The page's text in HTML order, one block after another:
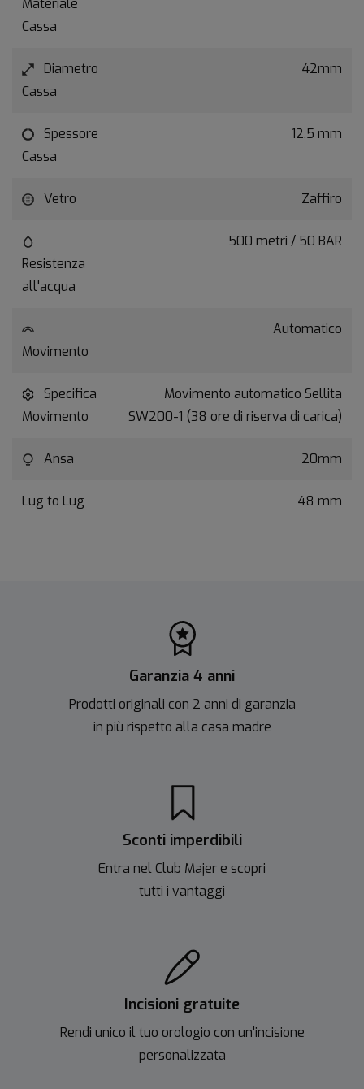
Materiale
Cassa
Diametro
Cassa
42mm
Spessore
Cassa
12.5 mm
Vetro Zaffiro
Resistenza
all'acqua
500 metri / 50 BAR
Movimento
Automatico
Specifica
Movimento
Movimento automatico Sellita
SW200-1 (38 ore di riserva di carica)
Ansa 20mm
Lug to Lug 48 mm
Garanzia 4 anni
Prodotti originali con 2 anni di garanzia
in più rispetto alla casa madre
Sconti imperdibili
Entra nel Club Majer e scopri
tutti i vantaggi
Incisioni gratuite
Rendi unico il tuo orologio con un'incisione
personalizzata